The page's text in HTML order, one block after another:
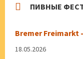
ПИВНЫЕ
Bremer Freimarkt
18.05.2026